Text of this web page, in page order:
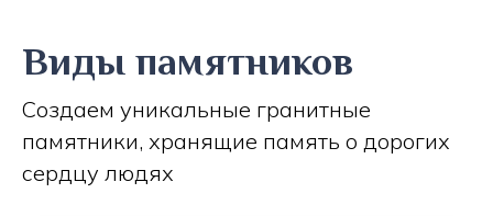
Виды памятников
Создаем уникальные гранитные
памятники, хранящие память о дорогих
сердцу людях